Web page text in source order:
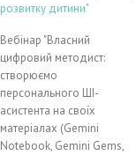
розвитку дитини"
Вебінар "Власний
цифровий методист:
створюємо
персонального ШІ-
асистента на своїх
матеріалах (Gemini
Notebook, Gemini Gems,